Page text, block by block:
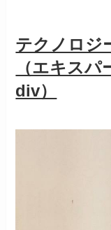
テクノロジ
（エキス
div）